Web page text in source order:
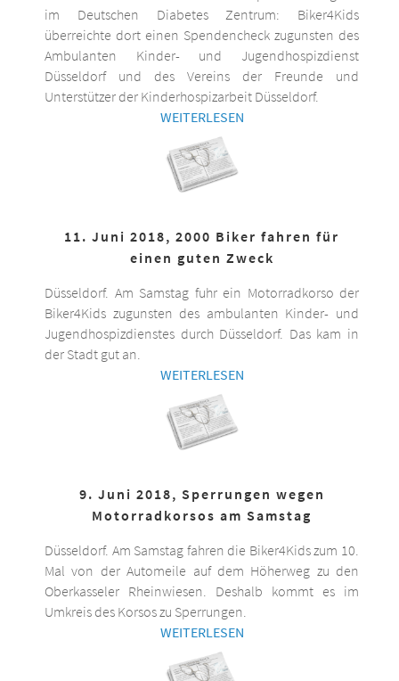
im Deutschen Diabetes Zentrum: Biker4Kids
überreichte dort einen Spendencheck zugunsten des
Ambulanten Kinder- und Jugendhospizdienst
Düsseldorf und des Vereins der Freunde und
Unterstützer der Kinderhospizarbeit Düsseldorf.
WEITERLESEN
11. Juni 2018, 2000 Biker fahren für
einen guten Zweck
Düsseldorf. Am Samstag fuhr ein Motorradkorso der
Biker4Kids zugunsten des ambulanten Kinder- und
Jugendhospizdienstes durch Düsseldorf. Das kam in
der Stadt gut an.
WEITERLESEN
9. Juni 2018, Sperrungen wegen
Motorradkorsos am Samstag
Düsseldorf. Am Samstag fahren die Biker4Kids zum 10.
Mal von der Automeile auf dem Höherweg zu den
Oberkasseler Rheinwiesen. Deshalb kommt es im
Umkreis des Korsos zu Sperrungen.
WEITERLESEN